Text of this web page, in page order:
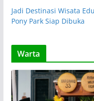
Jadi Destinasi Wisata
Pony Park Siap Dibuka
Warta